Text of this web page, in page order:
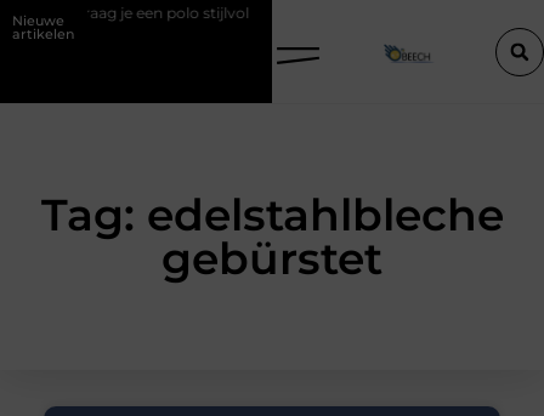
Nieuwe
artikelen
zo draag je een polo stijlvol
Tag: edelstahlbleche
gebürstet